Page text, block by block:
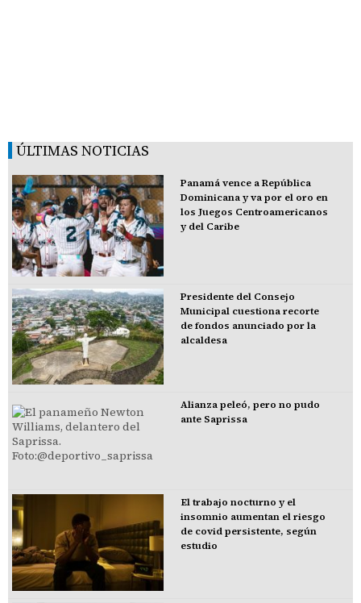
ÚLTIMAS NOTICIAS
Panamá vence a República
Dominicana y va por el oro en
los Juegos Centroamericanos
y del Caribe
Presidente del Consejo
Municipal cuestiona recorte
de fondos anunciado por la
alcaldesa
Alianza peleó, pero no pudo
ante Saprissa
El trabajo nocturno y el
insomnio aumentan el riesgo
de covid persistente, según
estudio